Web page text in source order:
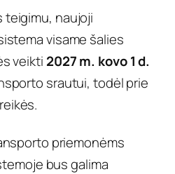
teigimu, naujoji
visame šalies
veikti 2027 m. kovo 1 d.
srautui, todėl prie
priemonėms
bus galima